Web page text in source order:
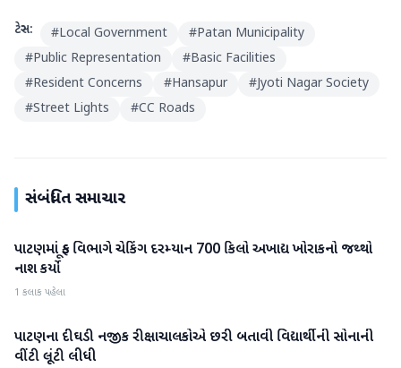
ટેગ્સ: #Local Government #Patan Municipality
#Public Representation #Basic Facilities
#Resident Concerns #Hansapur #Jyoti Nagar Society
#Street Lights #CC Roads
સંબંધિત સમાચાર
પાટણ
પાટણમાં ફૂડ વિભાગે ચેકિંગ દરમ્યાન 700 કિલો અખાદ્ય ખોરાકનો જથ્થો
નાશ કર્યો
1 કલાક પહેલા
પાટણ
પાટણના દીઘડી નજીક રીક્ષાચાલકોએ છરી બતાવી વિદ્યાર્થીની સોનાની
વીંટી લૂંટી લીધી